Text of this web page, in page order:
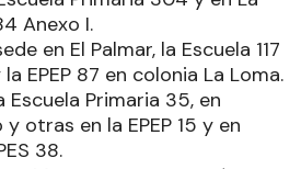
Anexo I.
en El Palmar, la Escuela 117
EPEP 87 en colonia La Loma.
Escuela Primaria 35, en
otras en la EPEP 15 y en
38.